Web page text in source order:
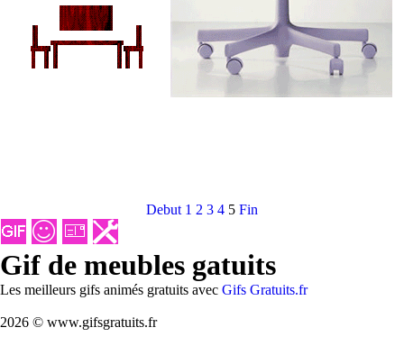
Debut 1 2 3 4 5 Fin
Gif de meubles gatuits
Les meilleurs gifs animés gratuits avec Gifs Gratuits.fr
2026 © www.gifsgratuits.fr